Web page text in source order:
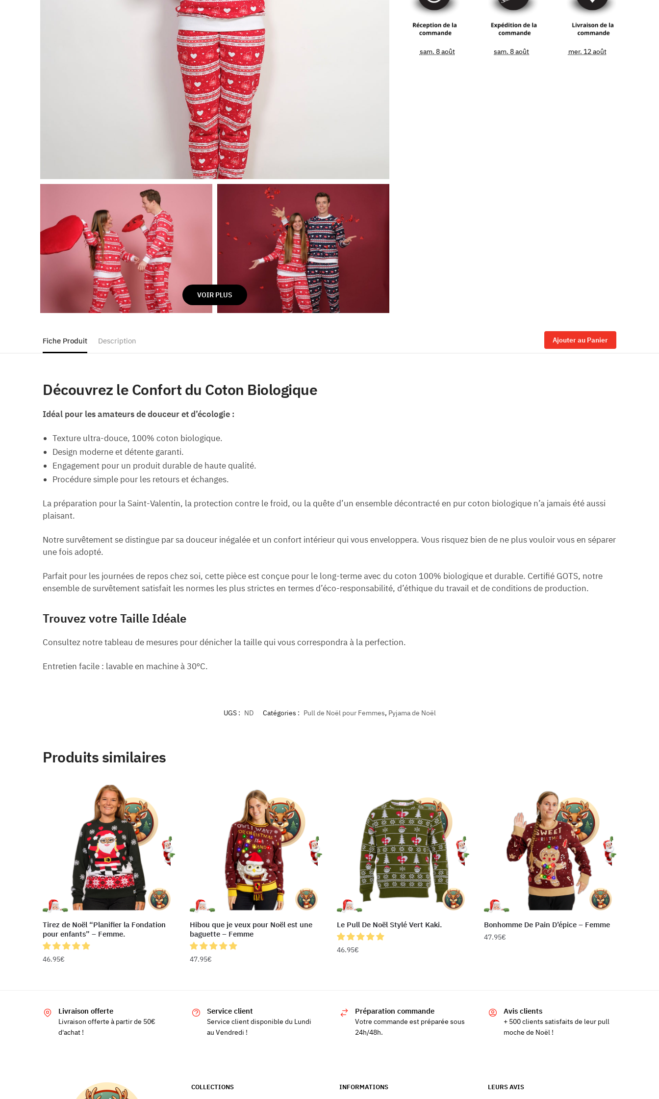
VOIR PLUS
sam. 8 août sam. 8 août mer. 12 août
Fiche Produit Description Ajouter au Panier
Découvrez le Confort du Coton Biologique
Idéal pour les amateurs de douceur et d’écologie :
Texture ultra-douce, 100% coton biologique.
Design moderne et détente garanti.
Engagement pour un produit durable de haute qualité.
Procédure simple pour les retours et échanges.
La préparation pour la Saint-Valentin, la protection contre le froid, ou la quête d’un ensemble décontracté en pur coton biologique n’a jamais été aussi
plaisant.
Notre survêtement se distingue par sa douceur inégalée et un confort intérieur qui vous enveloppera. Vous risquez bien de ne plus vouloir vous en séparer
une fois adopté.
Parfait pour les journées de repos chez soi, cette pièce est conçue pour le long-terme avec du coton 100% biologique et durable. Certifié GOTS, notre
ensemble de survêtement satisfait les normes les plus strictes en termes d’éco-responsabilité, d’éthique du travail et de conditions de production.
Trouvez votre Taille Idéale
Consultez notre tableau de mesures pour dénicher la taille qui vous correspondra à la perfection.
Entretien facile : lavable en machine à 30ºC.
UGS : ND Catégories : Pull de Noël pour Femmes, Pyjama de Noël
Produits similaires
Tirez de Noël “Planifier la Fondation
pour enfants” – Femme.
46.95€
plusieurs
variations.
Hibou que je veux pour Noël est une
baguette – Femme
47.95€
plusieurs
variations.
choisies
Le Pull De Noël Stylé Vert Kaki.
46.95€
variations.
sur
Bonhomme De Pain D’épice – Femme
47.95€
Les
la
Livraison offerte
Livraison offerte à partir de 50€
d'achat !
Service client
Service client disponible du Lundi
au Vendredi !
Préparation commande
Votre commande est préparée sous
24h/48h.
Avis clients
+ 500 clients satisfaits de leur pull
moche de Noël !
COLLECTIONS INFORMATIONS LEURS AVIS